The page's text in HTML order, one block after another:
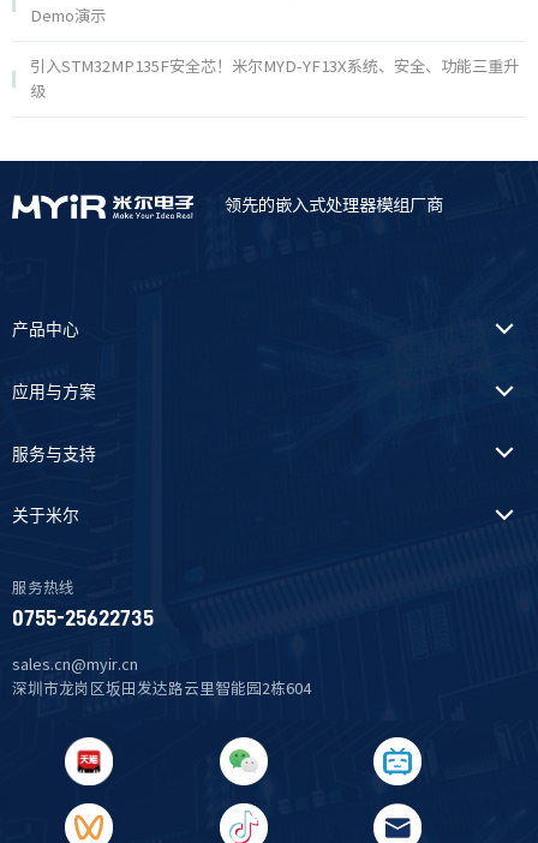
Demo演示
引入STM32MP135F安全芯！米尔MYD-YF13X系统、安全、功能三重升
级
领先的嵌入式处理器模组厂商
产品中心
应用与方案
服务与支持
关于米尔
服务热线
0755-25622735
sales.cn@myir.cn
深圳市龙岗区坂田发达路云里智能园2栋604